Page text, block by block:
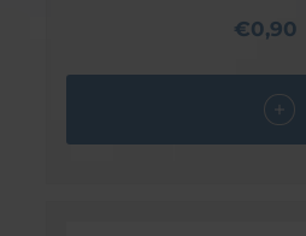
€0,90